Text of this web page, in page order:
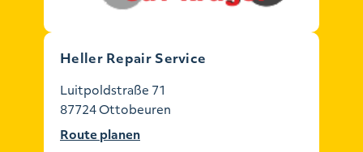
Heller Repair Service
Luitpoldstraße 71
87724 Ottobeuren
Route planen